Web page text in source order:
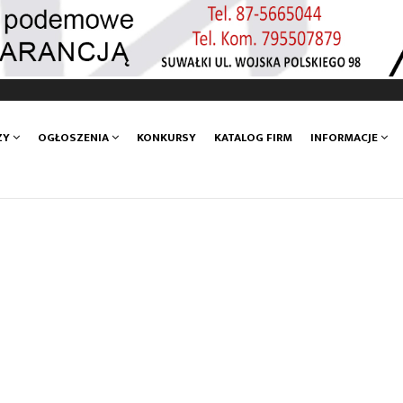
OGŁOSZENIA KONKURSY KATALOG FIRM INFORMACJE